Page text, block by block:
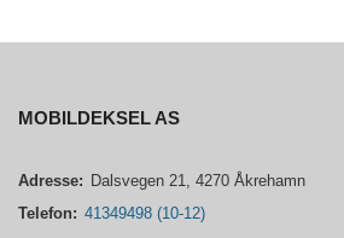
MOBILDEKSEL AS
Adresse: Dalsvegen 21, 4270 Åkrehamn
Telefon: 41349498 (10-12)